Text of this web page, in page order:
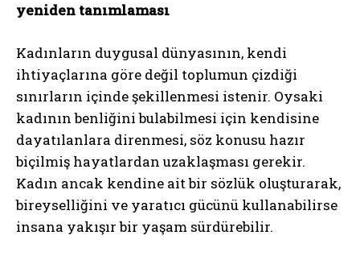
yeniden tanımlaması
Kadınların duygusal dünyasının, kendi
ihtiyaçlarına göre değil toplumun çizdiği
sınırların içinde şekillenmesi istenir. Oysaki
kadının benliğini bulabilmesi için kendisine
dayatılanlara direnmesi, söz konusu hazır
biçilmiş hayatlardan uzaklaşması gerekir.
Kadın ancak kendine ait bir sözlük oluşturarak,
bireyselliğini ve yaratıcı gücünü kullanabilirse
insana yakışır bir yaşam sürdürebilir.